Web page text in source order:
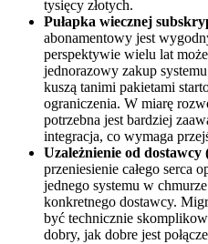
tysięcy złotych.
Pułapka wiecznej
abonamentowy jest
perspektywie wielu lat
jednorazowy zakup
kuszą tanimi pakietami
ograniczenia. W miarę
potrzebna jest bardziej
integracja, co wymaga
Uzależnienie od
przeniesienie całego serca
jednego systemu w
konkretnego dostawcy.
być technicznie
dobry, jak dobre jest